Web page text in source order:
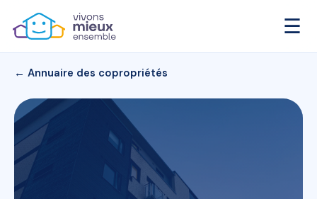
☰
← Annuaire des copropriétés